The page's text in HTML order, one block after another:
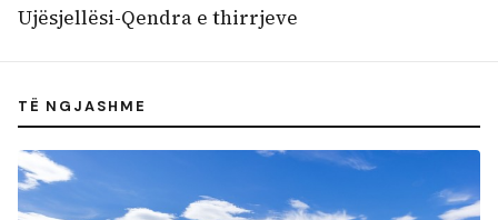
Ujësjellësi-Qendra e thirrjeve
TË NGJASHME